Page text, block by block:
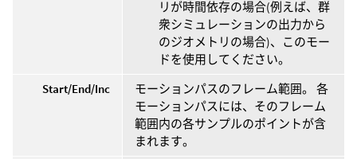
リが時間依存の場合(例えば、群
衆シミュレーションの出力から
のジオメトリの場合)、このモー
ドを使用してください。
Start/End/Inc
モーションパスのフレーム範囲。 各
モーションパスには、そのフレーム
範囲内の各サンプルのポイントが含
まれます。